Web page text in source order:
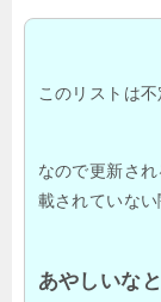
このリストは不
なので更新さ
載されていない
あやしいな